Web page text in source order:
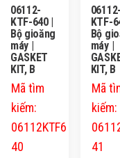
06112-
KTF-640 |
Bộ gioăng
máy |
GASKET
KIT, B
Mã tìm
kiếm:
06112KTF6
40
06112-
KTF-
Bộ
máy |
KIT, B
Mã
kiếm:
41